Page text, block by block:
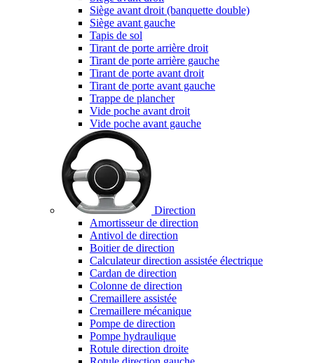
Siège avant droit (banquette double)
Siège avant gauche
Tapis de sol
Tirant de porte arrière droit
Tirant de porte arrière gauche
Tirant de porte avant droit
Tirant de porte avant gauche
Trappe de plancher
Vide poche avant droit
Vide poche avant gauche
Direction
Amortisseur de direction
Antivol de direction
Boitier de direction
Calculateur direction assistée électrique
Cardan de direction
Colonne de direction
Cremaillere assistée
Cremaillere mécanique
Pompe de direction
Pompe hydraulique
Rotule direction droite